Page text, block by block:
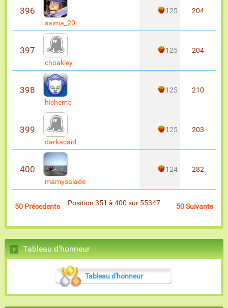
396
saima_20
125 204
397
choakley
125 204
398
hichem5
125 210
399
darkacaid
125 203
400
mamysalade
124 282
50 Précedents Position 351 à 400 sur 55347 50 Suivants
Tableau d'honneur
Tableau d'honneur